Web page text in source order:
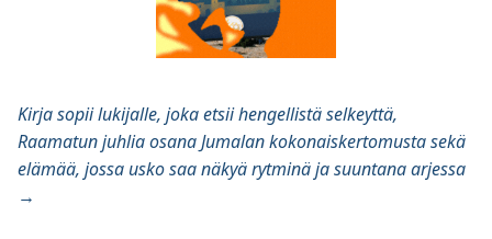
Kirja sopii lukijalle, joka etsii hengellistä selkeyttä,
Raamatun juhlia osana Jumalan kokonaiskertomusta sekä
elämää, jossa usko saa näkyä rytminä ja suuntana arjessa
→